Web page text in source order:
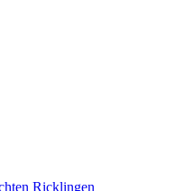
Ricklingen